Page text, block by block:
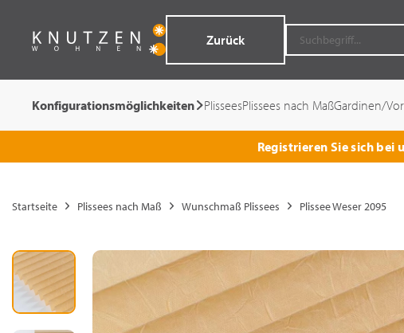
Zurück
Konfigurationsmöglichkeiten PlisseesPlissees nach MaßGardinen/
Registrieren Sie sich bei
Startseite Plissees nach Maß Wunschmaß Plissees Plissee Weser 2095